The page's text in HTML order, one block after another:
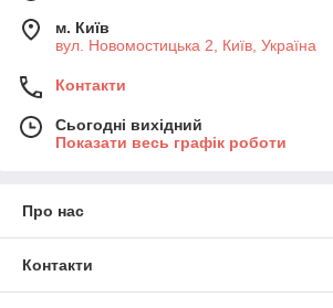
м. Київ
вул. Новомостицька 2, Київ, Україна
Контакти
Сьогодні вихідний
Показати весь графік роботи
Про нас
Контакти